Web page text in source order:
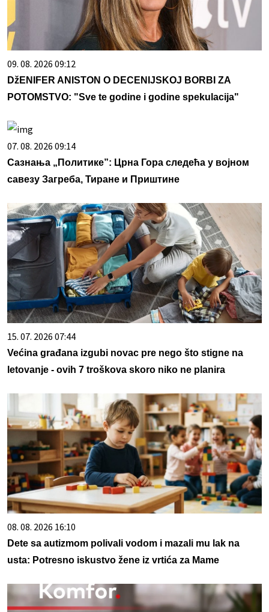
09. 08. 2026 09:12
DžENIFER ANISTON O DECENIJSKOJ BORBI ZA
POTOMSTVO: "Sve te godine i godine spekulacija"
07. 08. 2026 09:14
Сазнања „Политике”: Црна Гора следећа у војном
савезу Загреба, Тиране и Приштине
15. 07. 2026 07:44
Većina građana izgubi novac pre nego što stigne na
letovanje - ovih 7 troškova skoro niko ne planira
08. 08. 2026 16:10
Dete sa autizmom polivali vodom i mazali mu lak na
usta: Potresno iskustvo žene iz vrtića za Mame